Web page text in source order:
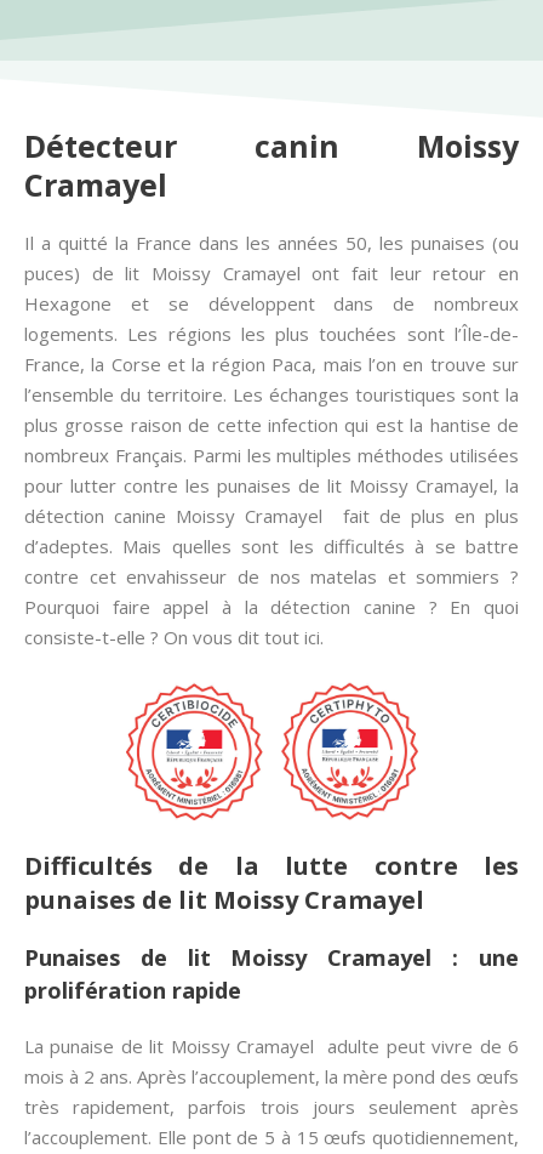
Détecteur canin Moissy
Cramayel
Il a quitté la France dans les années 50, les punaises (ou
puces) de lit Moissy Cramayel ont fait leur retour en
Hexagone et se développent dans de nombreux
logements. Les régions les plus touchées sont l’Île-de-
France, la Corse et la région Paca, mais l’on en trouve sur
l’ensemble du territoire. Les échanges touristiques sont la
plus grosse raison de cette infection qui est la hantise de
nombreux Français. Parmi les multiples méthodes utilisées
pour lutter contre les punaises de lit Moissy Cramayel, la
détection canine Moissy Cramayel fait de plus en plus
d’adeptes. Mais quelles sont les difficultés à se battre
contre cet envahisseur de nos matelas et sommiers ?
Pourquoi faire appel à la détection canine ? En quoi
consiste-t-elle ? On vous dit tout ici.
Difficultés de la lutte contre les
punaises de lit Moissy Cramayel
Punaises de lit Moissy Cramayel : une
prolifération rapide
La punaise de lit Moissy Cramayel adulte peut vivre de 6
mois à 2 ans. Après l’accouplement, la mère pond des œufs
très rapidement, parfois trois jours seulement après
l’accouplement. Elle pont de 5 à 15 œufs quotidiennement,